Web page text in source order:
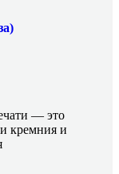
— это
кремния и